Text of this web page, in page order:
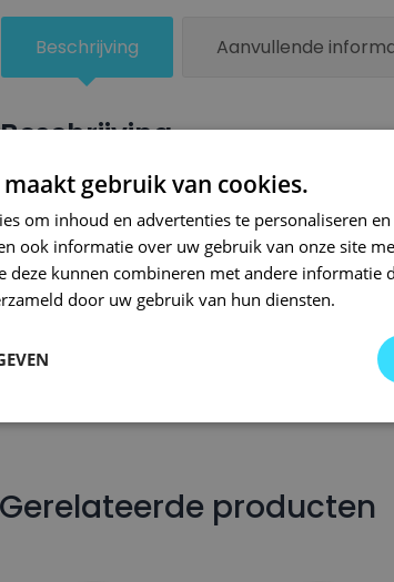
Beschrijving Aanvullende
Beschrijving
Een kleiner beschadigd oppervlak van je auto
lakstiften van Small Repair Systems. Bij SRS
auto lakstiften. Onze auto lakstiften zijn snel
Wij hebben een gigantisch assortiment met
wordt op kleurcode of kleurnaam gemaakt en is
Om deze reden garanderen wij dat u altijd de
voor auto’s.. Met onze A-kwaliteit auto lakstiften
Gerelateerde producten
maakt gebruik van cookies.
om inhoud en advertenties te personaliseren
ook informatie over uw gebruik van onze site
deze kunnen combineren met andere informatie
door uw gebruik van hun diensten.